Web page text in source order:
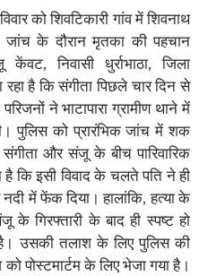
को शिवटिकारी गांव में शिवनाथ
जांच के दौरान मृतका की पहचान
निवासी धुर्राभाठा, जिला
है कि संगीता पिछले चार दिन से
ने भाटापारा ग्रामीण थाने में
पुलिस को प्रारंभिक जांच में शक
और संजू के बीच पारिवारिक
कि इसी विवाद के चलते पति ने ही
में फेंक दिया। हालांकि, हत्या के
के गिरफ्तारी के बाद ही स्पष्ट हो
उसकी तलाश के लिए पुलिस की
पोस्टमार्टम के लिए भेजा गया है।